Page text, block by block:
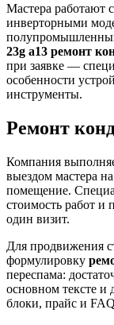
Мастера работают
инверторными
23g a13 ремонт
при заявке —
особенности
инструменты.
Ремонт
Компания
выездом мастера
помещение.
стоимость работ и
один визит.
Для продвижения
формулировку
переспама:
основном тексте и
блоки, прайс и